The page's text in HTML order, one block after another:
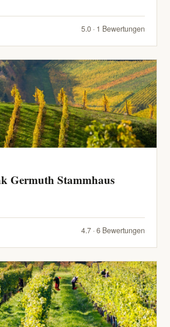
5.0 · 1 Bewertungen
Germuth Stammhaus
4.7 · 6 Bewertungen